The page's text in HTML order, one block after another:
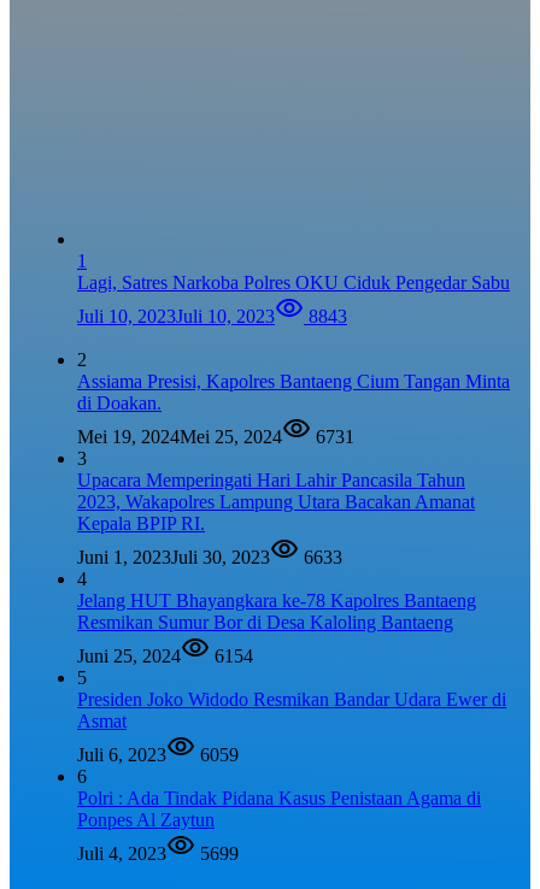
1
Lagi, Satres Narkoba Polres OKU Ciduk Pengedar Sabu
Juli 10, 2023Juli 10, 2023 8843
2
Assiama Presisi, Kapolres Bantaeng Cium Tangan Minta
di Doakan.
Mei 19, 2024Mei 25, 2024
6731
3
Upacara Memperingati Hari Lahir Pancasila Tahun
2023, Wakapolres Lampung Utara Bacakan Amanat
Kepala BPIP RI.
Juni 1, 2023Juli 30, 2023
6633
4
Jelang HUT Bhayangkara ke-78 Kapolres Bantaeng
Resmikan Sumur Bor di Desa Kaloling Bantaeng
Juni 25, 2024
6154
5
Presiden Joko Widodo Resmikan Bandar Udara Ewer di
Asmat
Juli 6, 2023
6059
6
Polri : Ada Tindak Pidana Kasus Penistaan Agama di
Ponpes Al Zaytun
Juli 4, 2023
5699